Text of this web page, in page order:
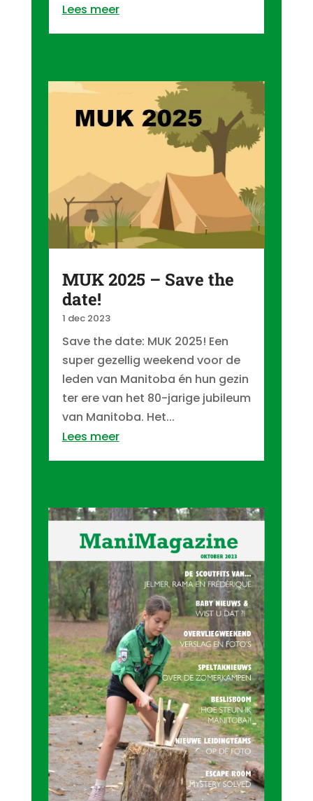
Lees meer
MUK 2025 – Save the
date!
1 dec 2023
Save the date: MUK 2025! Een
super gezellig weekend voor de
leden van Manitoba én hun gezin
ter ere van het 80-jarige jubileum
van Manitoba. Het...
Lees meer